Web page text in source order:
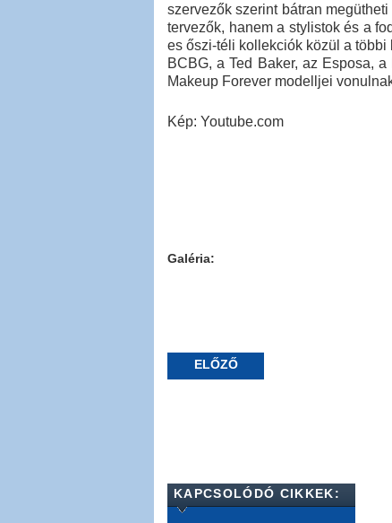
szervezők szerint bátran
tervezők, hanem a stylistok és a
es őszi-téli kollekciók közül a többi
BCBG, a Ted Baker, az Esposa,
Makeup Forever modelljei
Kép: Youtube.com
Galéria:
ELŐZŐ
KAPCSOLÓDÓ CIKKEK: